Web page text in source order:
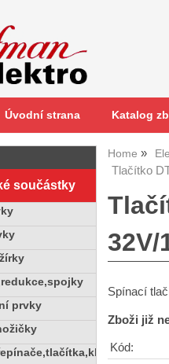
Úvodní strana Katalog
Home
Tlačítko
32V/
Spínací
Zboži již
Kód:
součástky
prvky